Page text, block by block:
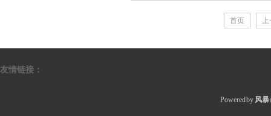
首页
友情链接：
Powered by 风暴